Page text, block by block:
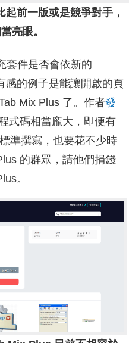
前一版或是競爭對手，
亮眼。
套件是否會依新的
感的例子是能讓開啟的頁
Mix Plus 了。作者發
式碼相當龐大，即便有
準撰寫，也要花不少時
的群眾，請他們捐錢
。